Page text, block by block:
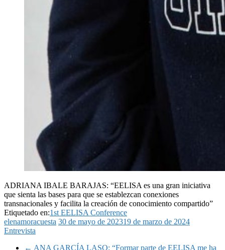
ADRIANA IBALE BARAJAS: “EELISA es una gran iniciativa
que sienta las bases para que se establezcan conexiones
transnacionales y facilita la creación de conocimiento compartido”
Etiquetado en:1st EELISA Conference
elenamoracuesta 30 de mayo de 202319 de marzo de 2024
Entrevista
← ANA GARCÍA LASO: “Formar parte de EELISA me ha